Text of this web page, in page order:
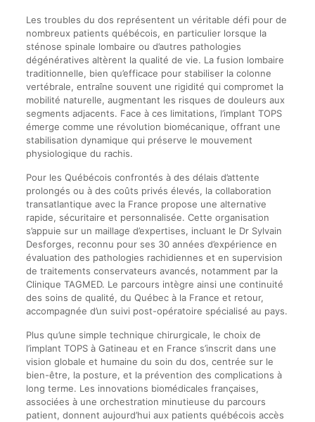
Les troubles du dos représentent un véritable défi pour de
nombreux patients québécois, en particulier lorsque la
sténose spinale lombaire ou d’autres pathologies
dégénératives altèrent la qualité de vie. La fusion lombaire
traditionnelle, bien qu’efficace pour stabiliser la colonne
vertébrale, entraîne souvent une rigidité qui compromet la
mobilité naturelle, augmentant les risques de douleurs aux
segments adjacents. Face à ces limitations, l’implant TOPS
émerge comme une révolution biomécanique, offrant une
stabilisation dynamique qui préserve le mouvement
physiologique du rachis.
Pour les Québécois confrontés à des délais d’attente
prolongés ou à des coûts privés élevés, la collaboration
transatlantique avec la France propose une alternative
rapide, sécuritaire et personnalisée. Cette organisation
s’appuie sur un maillage d’expertises, incluant le Dr Sylvain
Desforges, reconnu pour ses 30 années d’expérience en
évaluation des pathologies rachidiennes et en supervision
de traitements conservateurs avancés, notamment par la
Clinique TAGMED. Le parcours intègre ainsi une continuité
des soins de qualité, du Québec à la France et retour,
accompagnée d’un suivi post-opératoire spécialisé au pays.
Plus qu’une simple technique chirurgicale, le choix de
l’implant TOPS à Gatineau et en France s’inscrit dans une
vision globale et humaine du soin du dos, centrée sur le
bien-être, la posture, et la prévention des complications à
long terme. Les innovations biomédicales françaises,
associées à une orchestration minutieuse du parcours
patient, donnent aujourd’hui aux patients québécois accès